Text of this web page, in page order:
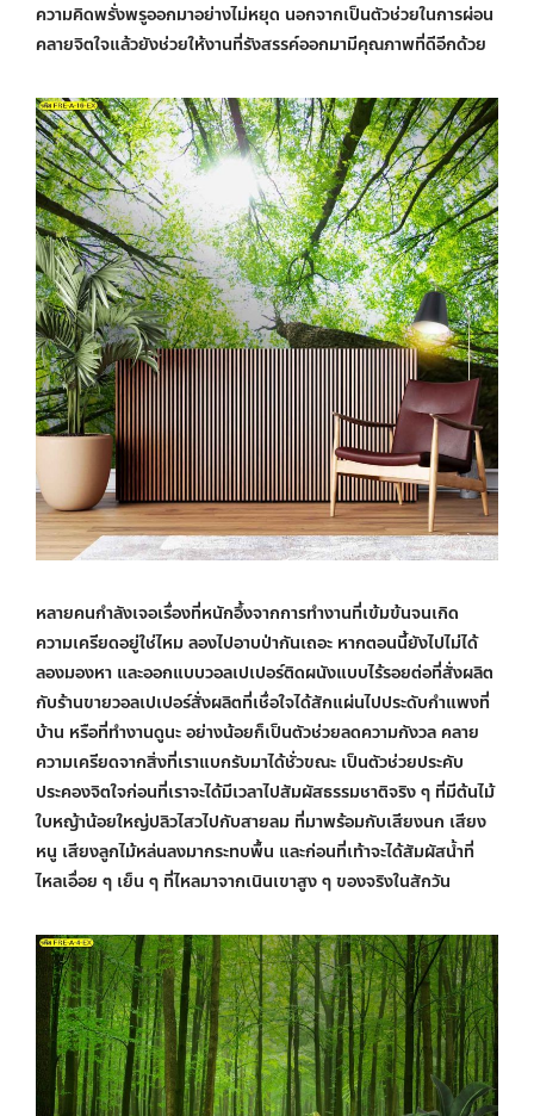
ความคิดพรั่งพรูออกมาอย่างไม่หยุด นอกจากเป็นตัวช่วยในการผ่อน
คลายจิตใจแล้วยังช่วยให้งานที่รังสรรค์ออกมามีคุณภาพที่ดีอีกด้วย
หลายคนกำลังเจอเรื่องที่หนักอึ้งจากการทำงานที่เข้มข้นจนเกิด
ความเครียดอยู่ใช่ไหม ลองไปอาบป่ากันเถอะ หากตอนนี้ยังไปไม่ได้
ลองมองหา และออกแบบวอลเปเปอร์ติดผนังแบบไร้รอยต่อที่สั่งผลิต
กับร้านขายวอลเปเปอร์สั่งผลิตที่เชื่อใจได้สักแผ่นไปประดับกำแพงที่
บ้าน หรือที่ทำงานดูนะ อย่างน้อยก็เป็นตัวช่วยลดความกังวล คลาย
ความเครียดจากสิ่งที่เราแบกรับมาได้ชั่วขณะ เป็นตัวช่วยประคับ
ประคองจิตใจก่อนที่เราจะได้มีเวลาไปสัมผัสธรรมชาติจริง ๆ ที่มีต้นไม้
ใบหญ้าน้อยใหญ่ปลิวไสวไปกับสายลม ที่มาพร้อมกับเสียงนก เสียง
หนู เสียงลูกไม้หล่นลงมากระทบพื้น และก่อนที่เท้าจะได้สัมผัสน้ำที่
ไหลเอื่อย ๆ เย็น ๆ ที่ไหลมาจากเนินเขาสูง ๆ ของจริงในสักวัน